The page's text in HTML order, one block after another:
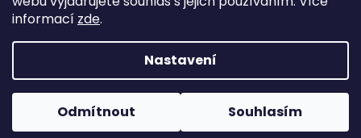
informací zde.
Nastavení
Odmítnout Souhlasím
Pokud u nás nenajdete konkrétní produkt, neváhejte se
ozvat. Ve většině případů jej můžeme zajistit na
Vytvořil Shoptet
Copyright 2026Horse life . Všechna práva vyhrazena.